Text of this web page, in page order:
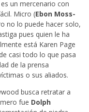
un mercenario con
Micro (Ebon Moss-
no lo puede hacer solo,
pues quien le ha
está Karen Page
casi todo lo que pasa
de la prensa
o sus aliados.
busca retratar a
fue Dolph